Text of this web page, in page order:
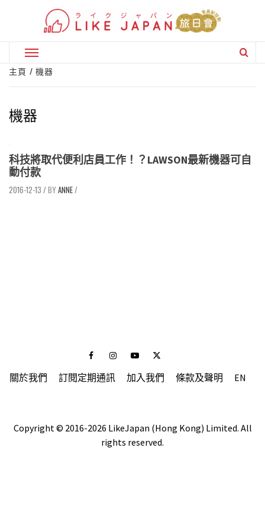
Primary
Menu
主頁 機器
機器
科技將取代便利店員工作！？LAWSON最新機器可自
動付款
2016-12-13 / ANNE/
FacebookInstagramYoutubeTwitter
關於我們 訂閱定期通訊 加入我們 條款及聲明 EN
Copyright © 2016-2026 LikeJapan (Hong Kong) Limited. All
rights reserved.